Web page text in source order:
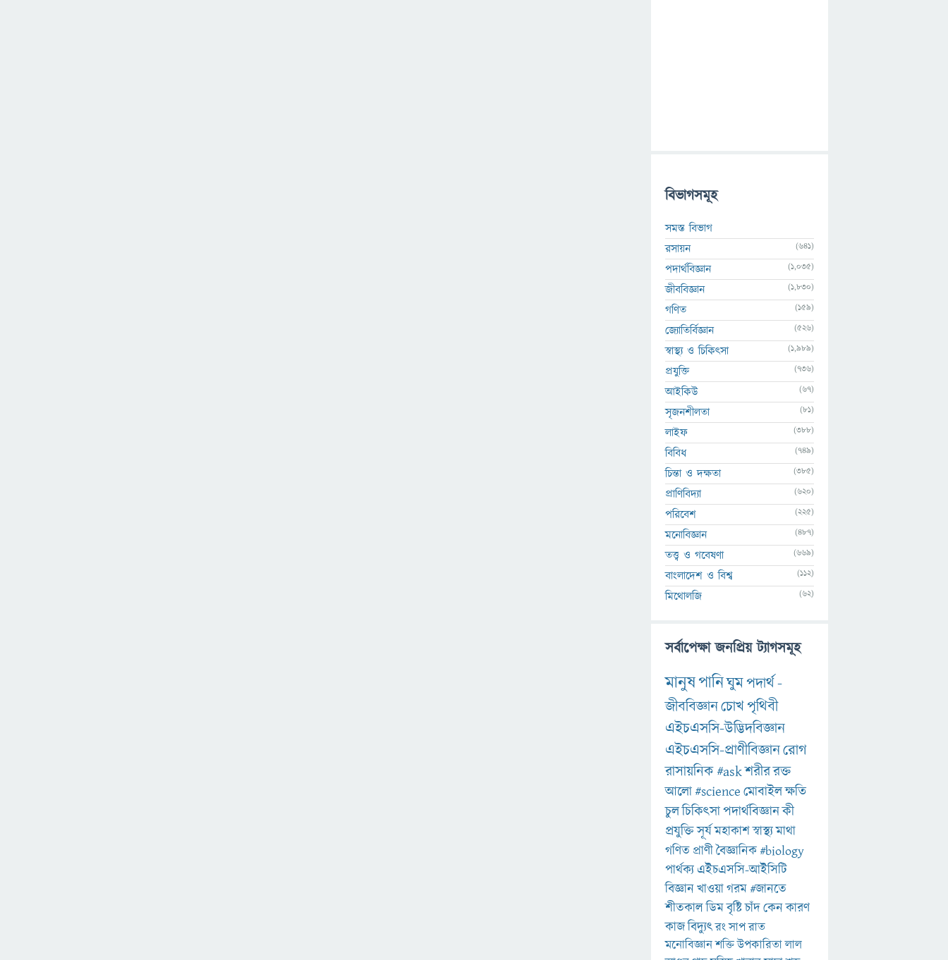
বিভাগসমূহ
সমস্ত বিভাগ
রসায়ন
(641)
পদার্থবিজ্ঞান (1,035)
জীববিজ্ঞান (1,830)
গণিত (159)
জ্যোতির্বিজ্ঞান (526)
স্বাস্থ্য ও চিকিৎসা (1,989)
প্রযুক্তি (736)
আইকিউ (67)
সৃজনশীলতা (81)
লাইফ (388)
বিবিধ (749)
চিন্তা ও দক্ষতা (385)
প্রাণিবিদ্যা (620)
পরিবেশ (225)
মনোবিজ্ঞান (487)
তত্ত্ব ও গবেষণা (669)
বাংলাদেশ ও বিশ্ব (112)
মিথোলজি (62)
সর্বাপেক্ষা জনপ্রিয় ট্যাগসমূহ
মানুষপানিঘুমপদার্থ-
জীববিজ্ঞানচোখপৃথিবী
এইচএসসি-উদ্ভিদবিজ্ঞান
এইচএসসি-প্রাণীবিজ্ঞানরোগ
রাসায়নিক#askশরীররক্ত
আলো#scienceমোবাইলক্ষতি
চুলচিকিৎসাপদার্থবিজ্ঞানকী
প্রযুক্তিসূর্যমহাকাশস্বাস্থ্যমাথা
গণিত প্রাণীবৈজ্ঞানিক#biology
পার্থক্য এইচএসসি-আইসিটি
বিজ্ঞানখাওয়াগরম#জানতে
শীতকালডিমবৃষ্টিচাঁদকেনকারণ
কাজবিদ্যুৎরংসাপরাত
মনোবিজ্ঞানশক্তিউপকারিতালাল